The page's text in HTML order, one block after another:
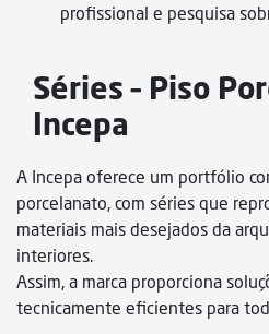
profissional e pesquisa
Séries – Piso
Incepa
A Incepa oferece um portfólio
porcelanato, com séries que
materiais mais desejados da
interiores.
Assim, a marca proporciona
tecnicamente eficientes para